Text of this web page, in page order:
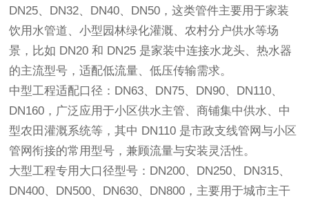
DN25、DN32、DN40、DN50，这类管件主要用于家装
饮用水管道、小型园林绿化灌溉、农村分户供水等场
景，比如 DN20 和 DN25 是家装中连接水龙头、热水器
的主流型号，适配低流量、低压传输需求。
中型工程适配口径：DN63、DN75、DN90、DN110、
DN160，广泛应用于小区供水主管、商铺集中供水、中
型农田灌溉系统等，其中 DN110 是市政支线管网与小区
管网衔接的常用型号，兼顾流量与安装灵活性。
大型工程专用大口径型号：DN200、DN250、DN315、
DN400、DN500、DN630、DN800，主要用于城市主干